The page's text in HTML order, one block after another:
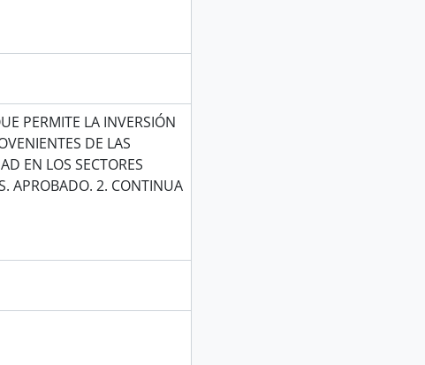
PERMITE LA INVERSIÓN
DE LAS
EN LOS SECTORES
APROBADO. 2. CONTINUA